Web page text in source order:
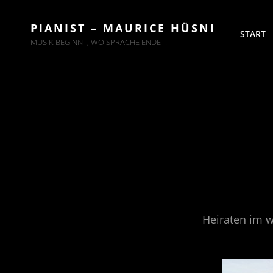
PIANIST – MAURICE HÜSNI
MUSIK BEGINNT, WO SPRACHE ENDET.
START
Heiraten im